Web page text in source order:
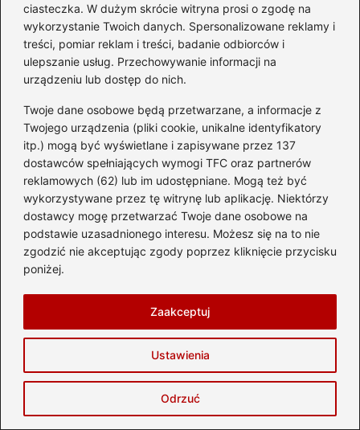
ciasteczka. W dużym skrócie witryna prosi o zgodę na
wykorzystanie Twoich danych. Spersonalizowane reklamy i
treści, pomiar reklam i treści, badanie odbiorców i
ulepszanie usług. Przechowywanie informacji na
urządzeniu lub dostęp do nich.
Twoje dane osobowe będą przetwarzane, a informacje z
Twojego urządzenia (pliki cookie, unikalne identyfikatory
itp.) mogą być wyświetlane i zapisywane przez 137
dostawców spełniających wymogi TFC oraz partnerów
reklamowych (62) lub im udostępniane. Mogą też być
wykorzystywane przez tę witrynę lub aplikację. Niektórzy
dostawcy mogę przetwarzać Twoje dane osobowe na
podstawie uzasadnionego interesu. Możesz się na to nie
zgodzić nie akceptując zgody poprzez kliknięcie przycisku
poniżej.
Ustawienia
Odrzuć
Zaakceptuj
Zapamiętaj moje dane w tej przeglądarce
podczas pisania kolejnych komentarzy.
Poczytaj więcej
Ile trwa lot z Katowic do Oslo? Czas
podróży i przesiadki